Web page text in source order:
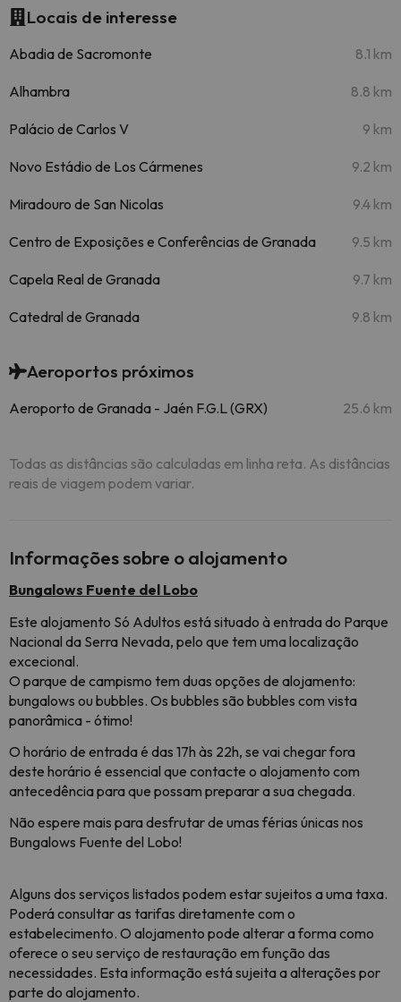
Locais de interesse
Abadia de Sacromonte 8.1 km
Alhambra 8.8 km
Palácio de Carlos V 9 km
Novo Estádio de Los Cármenes 9.2 km
Miradouro de San Nicolas 9.4 km
Centro de Exposições e Conferências de Granada 9.5 km
Capela Real de Granada 9.7 km
Catedral de Granada 9.8 km
Aeroportos próximos
Aeroporto de Granada - Jaén F.G.L (GRX) 25.6 km
Todas as distâncias são calculadas em linha reta. As distâncias
reais de viagem podem variar.
Informações sobre o alojamento
Bungalows Fuente del Lobo
Este alojamento Só Adultos está situado à entrada do Parque
Nacional da Serra Nevada, pelo que tem uma localização
excecional.
O parque de campismo tem duas opções de alojamento:
bungalows ou bubbles. Os bubbles são bubbles com vista
panorâmica - ótimo!
O horário de entrada é das 17h às 22h, se vai chegar fora
deste horário é essencial que contacte o alojamento com
antecedência para que possam preparar a sua chegada.
Não espere mais para desfrutar de umas férias únicas nos
Bungalows Fuente del Lobo!
Alguns dos serviços listados podem estar sujeitos a uma taxa.
Poderá consultar as tarifas diretamente com o
estabelecimento. O alojamento pode alterar a forma como
oferece o seu serviço de restauração em função das
necessidades. Esta informação está sujeita a alterações por
parte do alojamento.